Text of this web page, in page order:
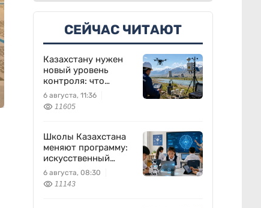
СЕЙЧАС ЧИТАЮТ
Казахстану нужен
новый уровень
контроля: что
предлагают ученые
на фоне развития
атомной энергетики
6 августа, 11:36
11605
Школы Казахстана
меняют программу:
искусственный
интеллект станет
частью уроков с 1
класса
6 августа, 08:30
11143